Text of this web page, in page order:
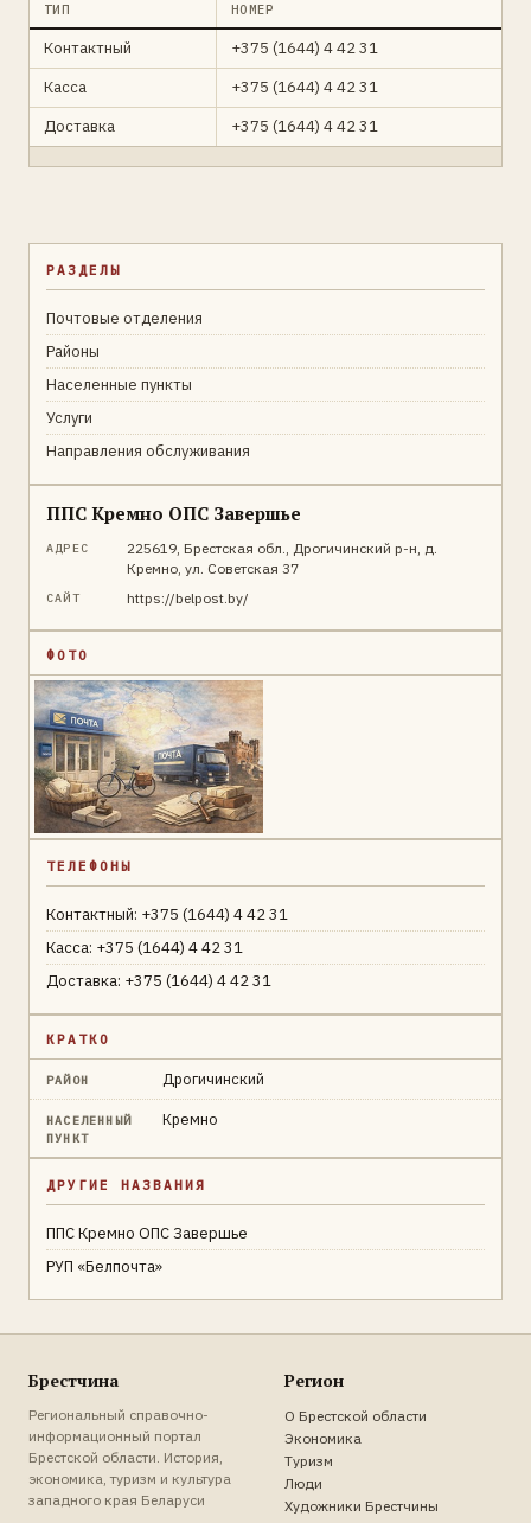
ТИП НОМЕР
Контактный
+375 (1644) 4 42 31
Касса
+375 (1644) 4 42 31
Доставка
+375 (1644) 4 42 31
РАЗДЕЛЫ
Почтовые отделения
Районы
Населенные пункты
Услуги
Направления обслуживания
ППС Кремно ОПС Завершье
АДРЕС
225619, Брестская обл., Дрогичинский р-н, д.
Кремно, ул. Советская 37
САЙТ https://belpost.by/
ФОТО
ТЕЛЕФОНЫ
Контактный: +375 (1644) 4 42 31
Касса: +375 (1644) 4 42 31
Доставка: +375 (1644) 4 42 31
КРАТКО
РАЙОН Дрогичинский
НАСЕЛЕННЫЙ
ПУНКТ
Кремно
ДРУГИЕ НАЗВАНИЯ
ППС Кремно ОПС Завершье
РУП «Белпочта»
Брестчина
Региональный справочно-
информационный портал
Брестской области. История,
экономика, туризм и культура
западного края Беларуси
Регион
О Брестской области
Экономика
Туризм
Люди
Художники Брестчины